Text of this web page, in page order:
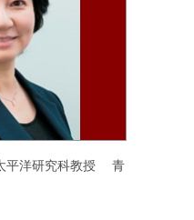
平洋研究科教授 青